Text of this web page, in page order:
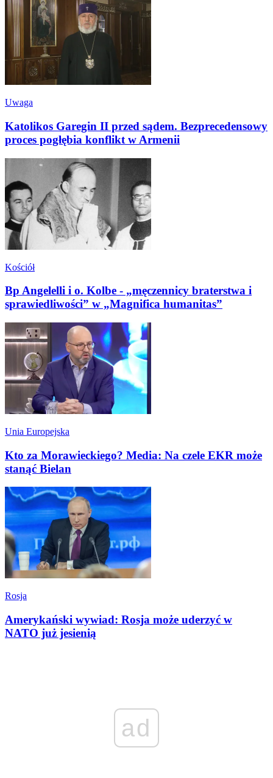
Uwaga
Katolikos Garegin II przed sądem. Bezprecedensowy
proces pogłębia konflikt w Armenii
Kościół
Bp Angelelli i o. Kolbe - „męczennicy braterstwa i
sprawiedliwości” w „Magnifica humanitas”
Unia Europejska
Kto za Morawieckiego? Media: Na czele EKR może
stanąć Bielan
Rosja
Amerykański wywiad: Rosja może uderzyć w
NATO już jesienią
ad